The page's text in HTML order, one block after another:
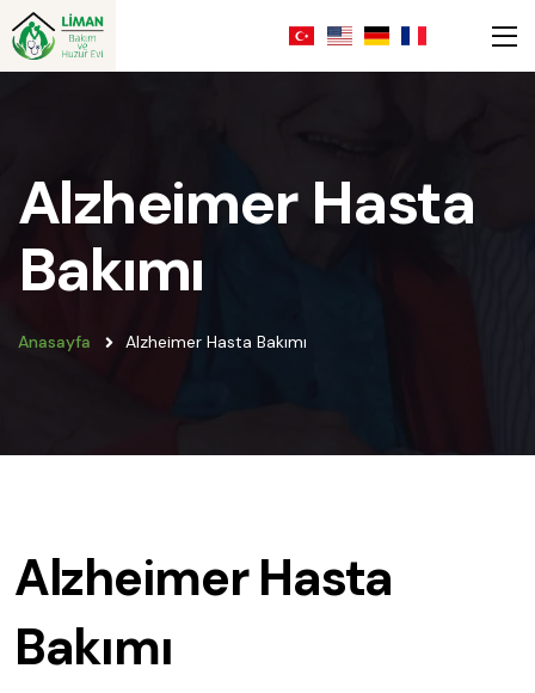
Alzheimer Hasta
Bakımı
Anasayfa Alzheimer Hasta Bakımı
Alzheimer Hasta
Bakımı